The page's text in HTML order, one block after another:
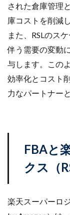
された倉庫管理
庫コストを削減
また、RSLのス
伴う需要の変動
与します。この
効率化とコスト
力なパートナー
FBAと
クス（
楽天スーパーロ